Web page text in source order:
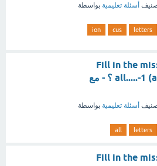
أسئلة تعليمية بواسطة
letters
cus
ion
Fill in the
all.....-1 (a) c (b) t (c) f ؟ - مع
أسئلة تعليمية بواسطة
letters
all
Fill in the